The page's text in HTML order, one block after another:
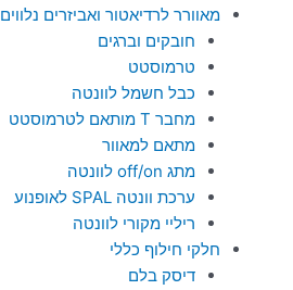
מאוורר לרדיאטור ואביזרים נלווים
חובקים וברגים
טרמוסטט
כבל חשמל לוונטה
מחבר T מותאם לטרמוסטט
מתאם למאוור
מתג off/on לוונטה
ערכת וונטה SPAL לאופנוע
ריליי מקורי לוונטה
חלקי חילוף כללי
דיסק בלם